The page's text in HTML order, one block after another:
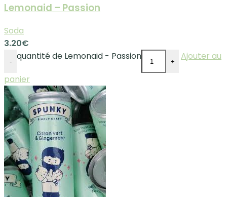
Lemonaid – Passion
Soda
3.20€
- quantité de Lemonaid - Passion +
Ajouter au
panier